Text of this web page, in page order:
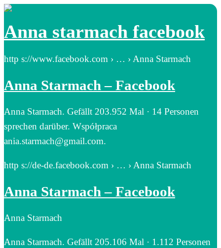
Anna starmach facebook
http s://www.facebook.com › … › Anna Starmach
Anna Starmach – Facebook
Anna Starmach. Gefällt 203.952 Mal · 14 Personen
sprechen darüber. Współpraca
ania.starmach@gmail.com.
http s://de-de.facebook.com › … › Anna Starmach
Anna Starmach – Facebook
Anna Starmach
Anna Starmach. Gefällt 205.106 Mal · 1.112 Personen